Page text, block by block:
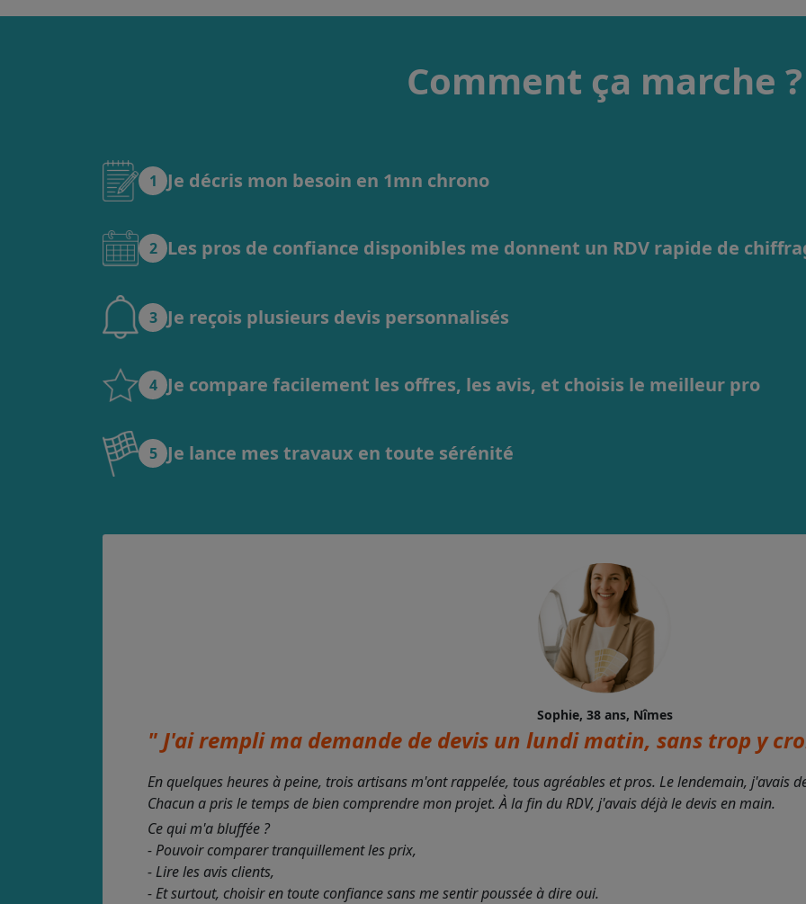
Comment ça marche ?
1 Je décris mon besoin en 1mn chrono
2 Les pros de confiance disponibles me donnent un RDV rapide de
3 Je reçois plusieurs devis personnalisés
4 Je compare facilement les offres, les avis, et choisis le meilleur pro
5 Je lance mes travaux en toute sérénité
Sophie, 38 ans, Nîmes
" J'ai rempli ma demande de devis un lundi matin, sans trop y
En quelques heures à peine, trois artisans m'ont rappelée, tous agréables et pros. Le lendemain, j'avais
Chacun a pris le temps de bien comprendre mon projet. À la fin du RDV, j'avais déjà le devis en main.
Ce qui m'a bluffée ?
- Pouvoir comparer tranquillement les prix,
- Lire les avis clients,
- Et surtout, choisir en toute confiance sans me sentir poussée à dire oui.